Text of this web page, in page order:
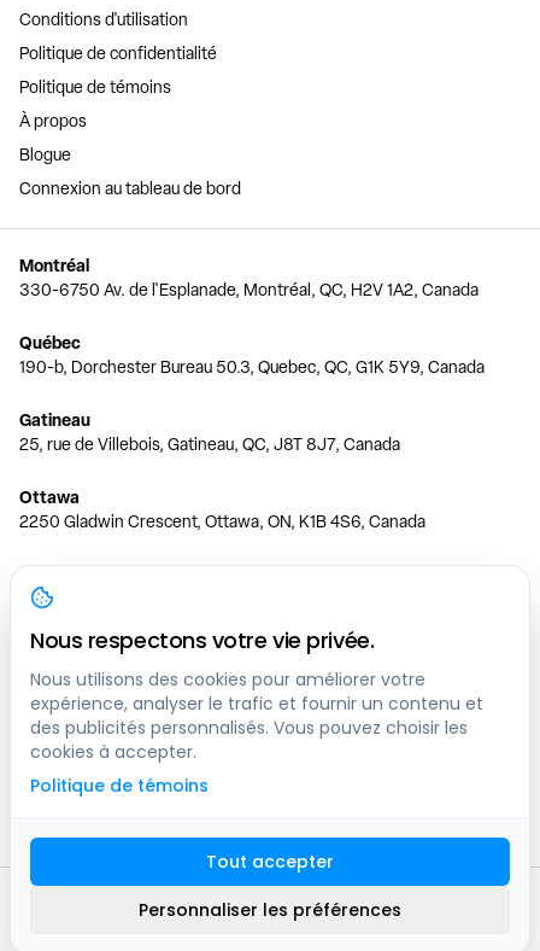
Conditions d'utilisation
Politique de confidentialité
Politique de témoins
À propos
Blogue
Connexion au tableau de bord
Montréal
330-6750 Av. de l'Esplanade, Montréal, QC, H2V 1A2, Canada
Québec
190-b, Dorchester Bureau 50.3, Quebec, QC, G1K 5Y9, Canada
Gatineau
25, rue de Villebois, Gatineau, QC, J8T 8J7, Canada
Ottawa
2250 Gladwin Crescent, Ottawa, ON, K1B 4S6, Canada
Toronto
150 Ferrand Dr, 6th Floor, Toronto, ON, M3C 3E5, Canada
Vancouver
1200 W 73rd Ave #1415, Vancouver, BC, V6P 6G5, Canada
Calgary
444 5 Ave SW #400 Calgary, AB, T2P 2T8, Canada
2016 -2026
Plan du site
Nous respectons votre vie privée.
Nous utilisons des cookies pour améliorer votre
expérience, analyser le trafic et fournir un contenu et
des publicités personnalisés. Vous pouvez choisir les
cookies à accepter.
Politique de témoins
Tout accepter
Personnaliser les préférences